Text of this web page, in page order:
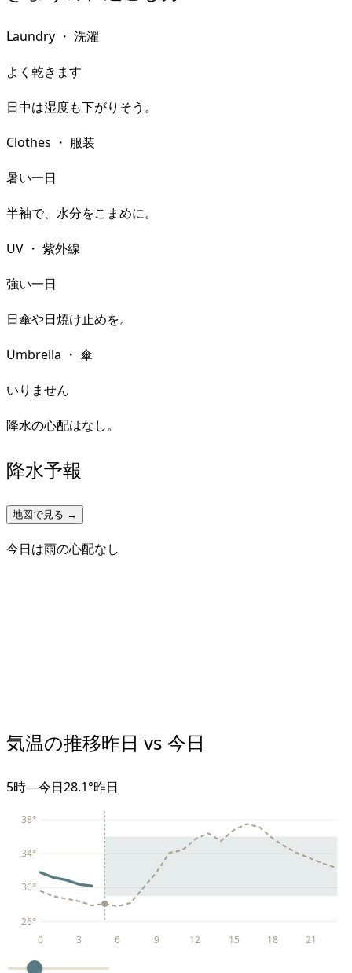
Laundry ・ 洗濯
よく乾きます
日中は湿度も下がりそう。
Clothes ・ 服装
暑い一日
半袖で、水分をこまめに。
UV ・ 紫外線
強い一日
日傘や日焼け止めを。
Umbrella ・ 傘
いりません
降水の心配はなし。
降水予報
地図で見る →
今日は雨の心配なし
気温の推移昨日 vs 今日
5時—今日28.1°昨日
26°
30°
34°
38°
0 3 6 9 12 15 18 21